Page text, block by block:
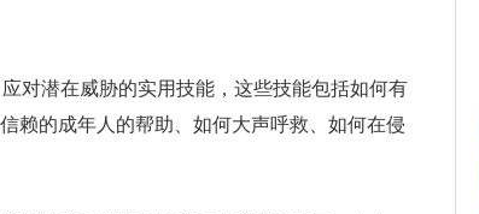
对潜在威胁的实用技能，这些技能包括如何有
赖的成年人的帮助、如何大声呼救、如何在侵